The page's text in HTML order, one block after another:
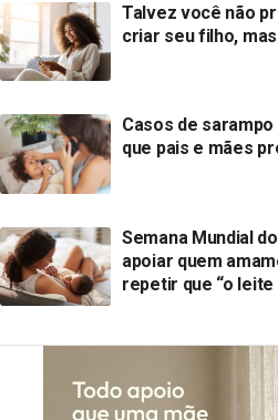
Talvez você não
criar seu filho,
Casos de
que pais e mães
Semana Mundial
apoiar quem
repetir que “o